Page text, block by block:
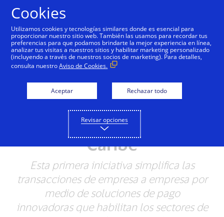
NOTAS DE PRENSA
Visa y NovoPayment se
unen para facilitar las
transacciones B2B en
América Latina y el
Caribe
Esta primera iniciativa simplifica las
transacciones de empresa a empresa por
medio de soluciones de pago
innovadoras que habilitan los sectores de
Cookies
Utilizamos cookies y tecnologías similares donde es esencial para
proporcionar nuestro sitio web. También las usamos para recordar tus
preferencias para que podamos brindarte la mejor experiencia en línea,
analizar tus visitas a nuestros sitios y habilitar marketing personalizado
(incluyendo a través de nuestros socios de marketing). Para detalles,
consulta nuestroAviso de Cookies.
Aceptar Rechazar todo
Revisar opciones